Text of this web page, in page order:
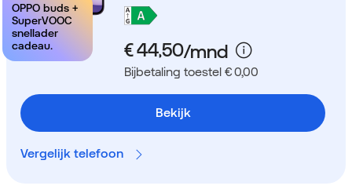
OPPO buds +
SuperVOOC
snellader
cadeau.
Bijbetaling toestel € 0,00
Bekijk
Vergelijk telefoon